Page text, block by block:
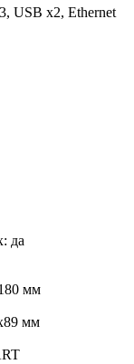
USB x2, Ethernet
да
мм
мм